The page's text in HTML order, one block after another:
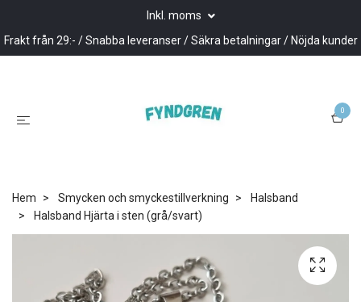
Inkl. moms
Frakt från 29:- / Snabba leveranser / Säkra betalningar / Nöjda kunder
0
Hem Smycken och smyckestillverkning
Halsband
Halsband Hjärta i sten (grå/svart)